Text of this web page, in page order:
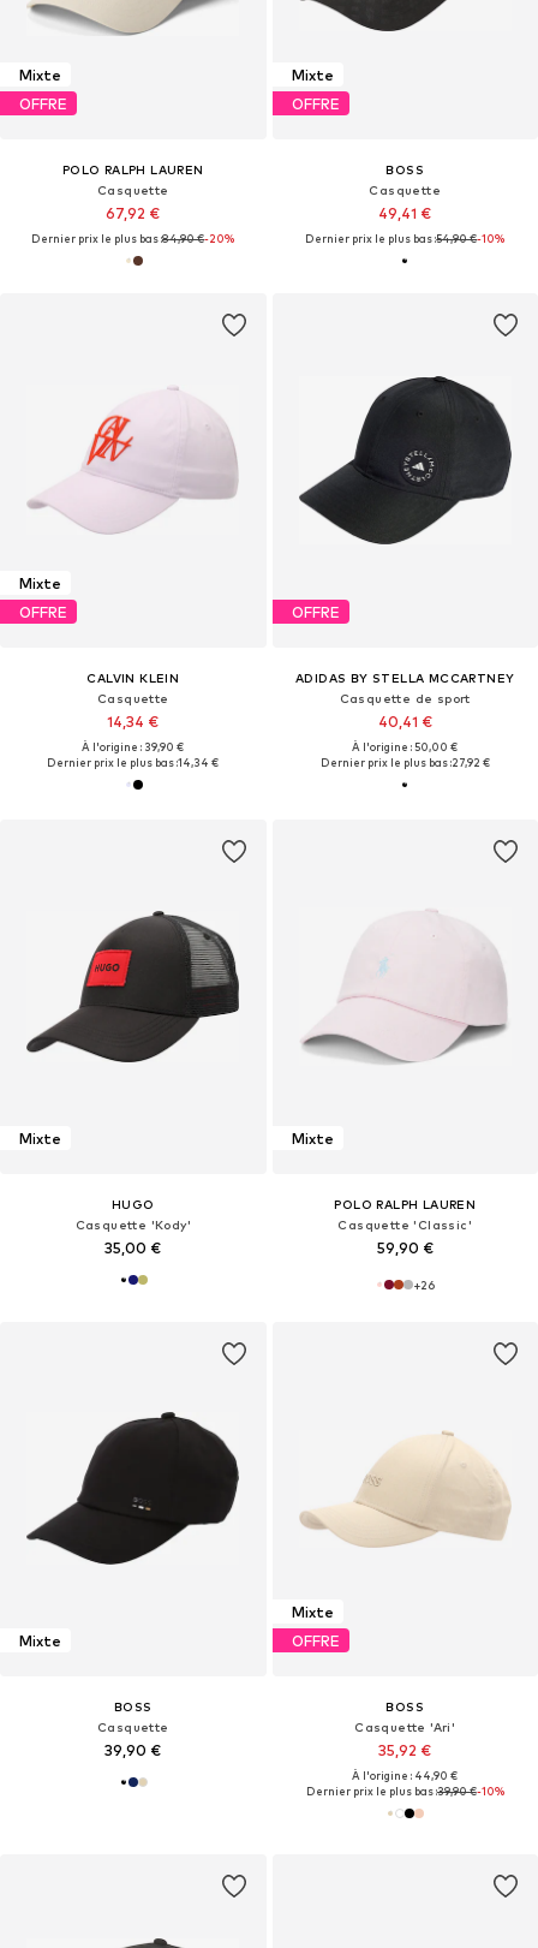
Mixte
OFFRE
POLO RALPH LAUREN
Casquette
67,92 €
Dernier prix le plus bas :84,90 €-20%
Mixte
OFFRE
BOSS
Casquette
49,41 €
Dernier prix le plus bas :54,90 €-10%
Mixte
OFFRE
CALVIN KLEIN
Casquette
14,34 €
À l'origine : 39,90 €
Dernier prix le plus bas :14,34 €
OFFRE
ADIDAS BY STELLA MCCARTNEY
Casquette de sport
40,41 €
À l'origine : 50,00 €
Dernier prix le plus bas :27,92 €
Mixte
HUGO
Casquette 'Kody'
35,00 €
Mixte
POLO RALPH LAUREN
Casquette 'Classic'
59,90 €
+26
Mixte
BOSS
Casquette
39,90 €
Mixte
OFFRE
BOSS
Casquette 'Ari'
35,92 €
À l'origine : 44,90 €
Dernier prix le plus bas :39,90 €-10%